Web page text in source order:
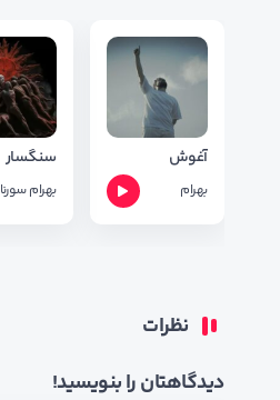
آغوش
بهرام
سنگسار
بهرامسورنا
نظرات
دیدگاهتان را بنویسید!